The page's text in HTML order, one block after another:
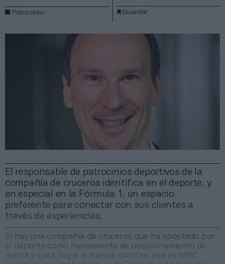
El responsable de patrocinios deportivos de la
compañía de cruceros identifica en el deporte, y
en especial en la Fórmula 1, un espacio
preferente para conectar con sus clientes a
través de experiencias.
Patrocinio Guardar
Si hay una compañía de cruceros que ha apostado por
el deporte como herramienta de posicionamiento de
marca y para llegar a nuevos clientes, esa es MSC